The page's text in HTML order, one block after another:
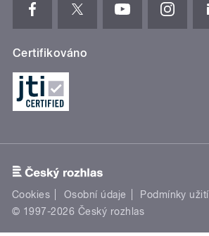
Certifikováno
Cookies Osobní údaje Podmínky užití
© 1997-2026 Český rozhlas